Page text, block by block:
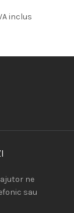
inclus
ajutor ne
sau